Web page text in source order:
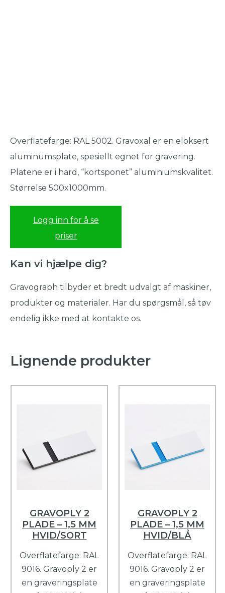
Overflatefarge: RAL 5002. Gravoxal er en eloksert
aluminumsplate, spesiellt egnet for gravering.
Platene er i hard, “kortsponet” aluminiumskvalitet.
Størrelse 500x1000mm.
Logg inn for å se
priser
Kan vi hjælpe dig?
Gravograph tilbyder et bredt udvalgt af maskiner,
produkter og materialer. Har du spørgsmål, så tøv
endelig ikke med at kontakte os.
Lignende produkter
GRAVOPLY 2
PLADE – 1,5 MM
HVID/SORT
Overflatefarge: RAL
9016. Gravoply 2 er
en graveringsplate
GRAVOPLY 2
PLADE – 1,5 MM
HVID/BLÅ
Overflatefarge: RAL
9016. Gravoply 2 er
en graveringsplate